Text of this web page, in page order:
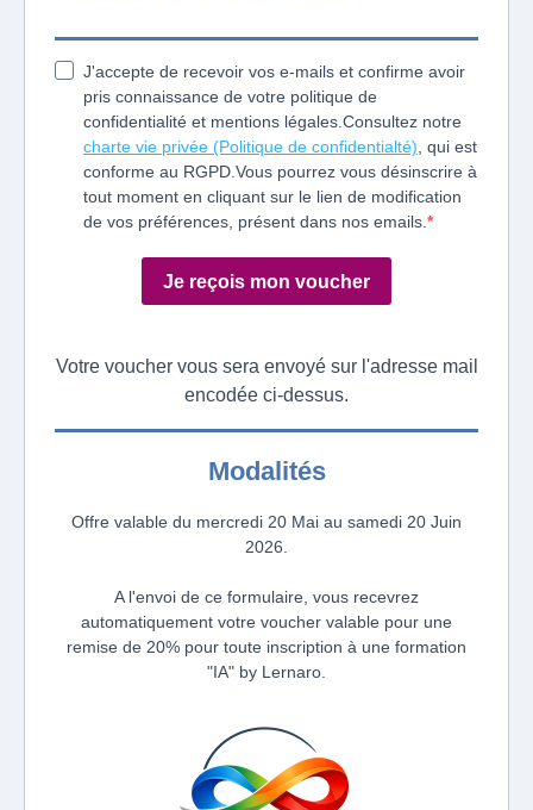
J'accepte de recevoir vos e-mails et confirme avoir
pris connaissance de votre politique de
confidentialité et mentions légales. Consultez notre
charte vie privée (Politique de confidentialté) qui est
conforme au RGPD. Vous pourrez vous désinscrire à
tout moment en cliquant sur le lien de modification
de vos préférences, présent dans nos emails.
Je reçois mon voucher
Votre voucher vous sera envoyé sur l'adresse mail
encodée ci-dessus.
Modalités
Offre valable du mercredi 20 Mai au samedi 20 Juin
2026.
A l'envoi de ce formulaire, vous recevrez
automatiquement votre voucher valable pour une
remise de 20% pour toute inscription à une formation
"IA" by Lernaro.